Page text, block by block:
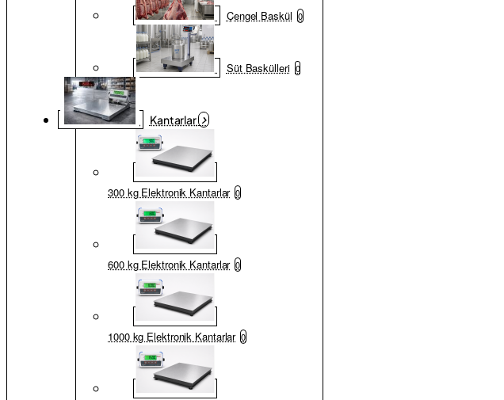
Çengel Baskül 0
Süt Baskülleri 0
Kantarlar
300 kg Elektronik Kantarlar 0
600 kg Elektronik Kantarlar 0
1000 kg Elektronik Kantarlar 0